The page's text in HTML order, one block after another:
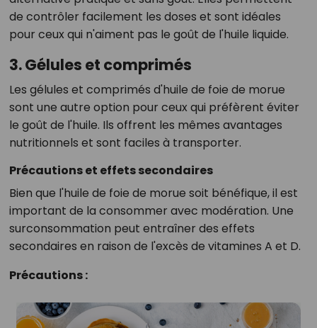
de contrôler facilement les doses et sont idéales
pour ceux qui n'aiment pas le goût de l'huile liquide.
3. Gélules et comprimés
Les gélules et comprimés d'huile de foie de morue
sont une autre option pour ceux qui préfèrent éviter
le goût de l'huile. Ils offrent les mêmes avantages
nutritionnels et sont faciles à transporter.
Précautions et effets secondaires
Bien que l'huile de foie de morue soit bénéfique, il est
important de la consommer avec modération. Une
surconsommation peut entraîner des effets
secondaires en raison de l'excès de vitamines A et D.
Précautions :